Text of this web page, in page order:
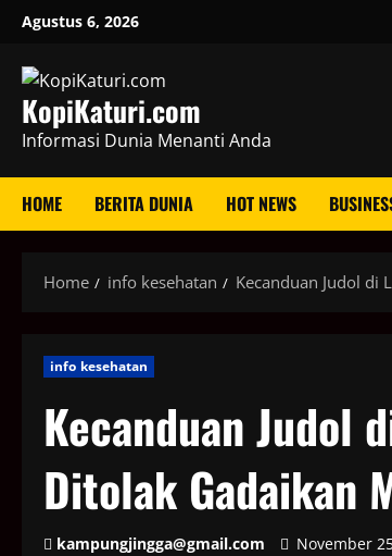
Skip
content
Agustus 6, 2026
KopiKaturi.com
Informasi Dunia Menanti Anda
HOME BERITA DUNIA HOT NEWS
Home info kesehatan Kecanduan Judol di
info kesehatan
Kecanduan Judol
Ditolak Gadaikan
kampungjingga@gmail.com November